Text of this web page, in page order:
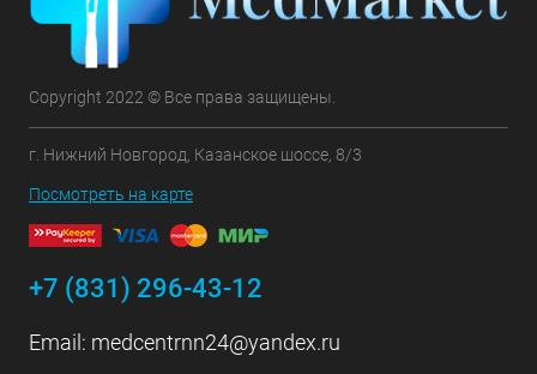
Copyright 2022 © Все права защищены.
г. Нижний Новгород, Казанское шоссе, 8/3
Посмотреть на карте
+7 (831) 296-43-12
Email: medcentrnn24@yandex.ru